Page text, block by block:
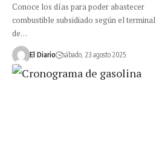
Conoce los días para poder abastecer
combustible subsidiado según el terminal
de…
El Diario sábado, 23 agosto 2025